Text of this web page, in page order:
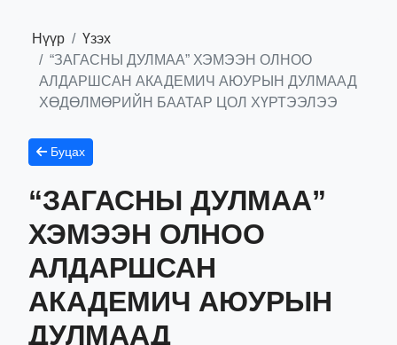
Нүүр
Үзэх
“ЗАГАСНЫ ДУЛМАА” ХЭМЭЭН ОЛНОО
АЛДАРШСАН АКАДЕМИЧ АЮУРЫН ДУЛМААД
ХӨДӨЛМӨРИЙН БААТАР ЦОЛ ХҮРТЭЭЛЭЭ
Буцах
“ЗАГАСНЫ ДУЛМАА”
ХЭМЭЭН ОЛНОО
АЛДАРШСАН
АКАДЕМИЧ АЮУРЫН
ДУЛМААД